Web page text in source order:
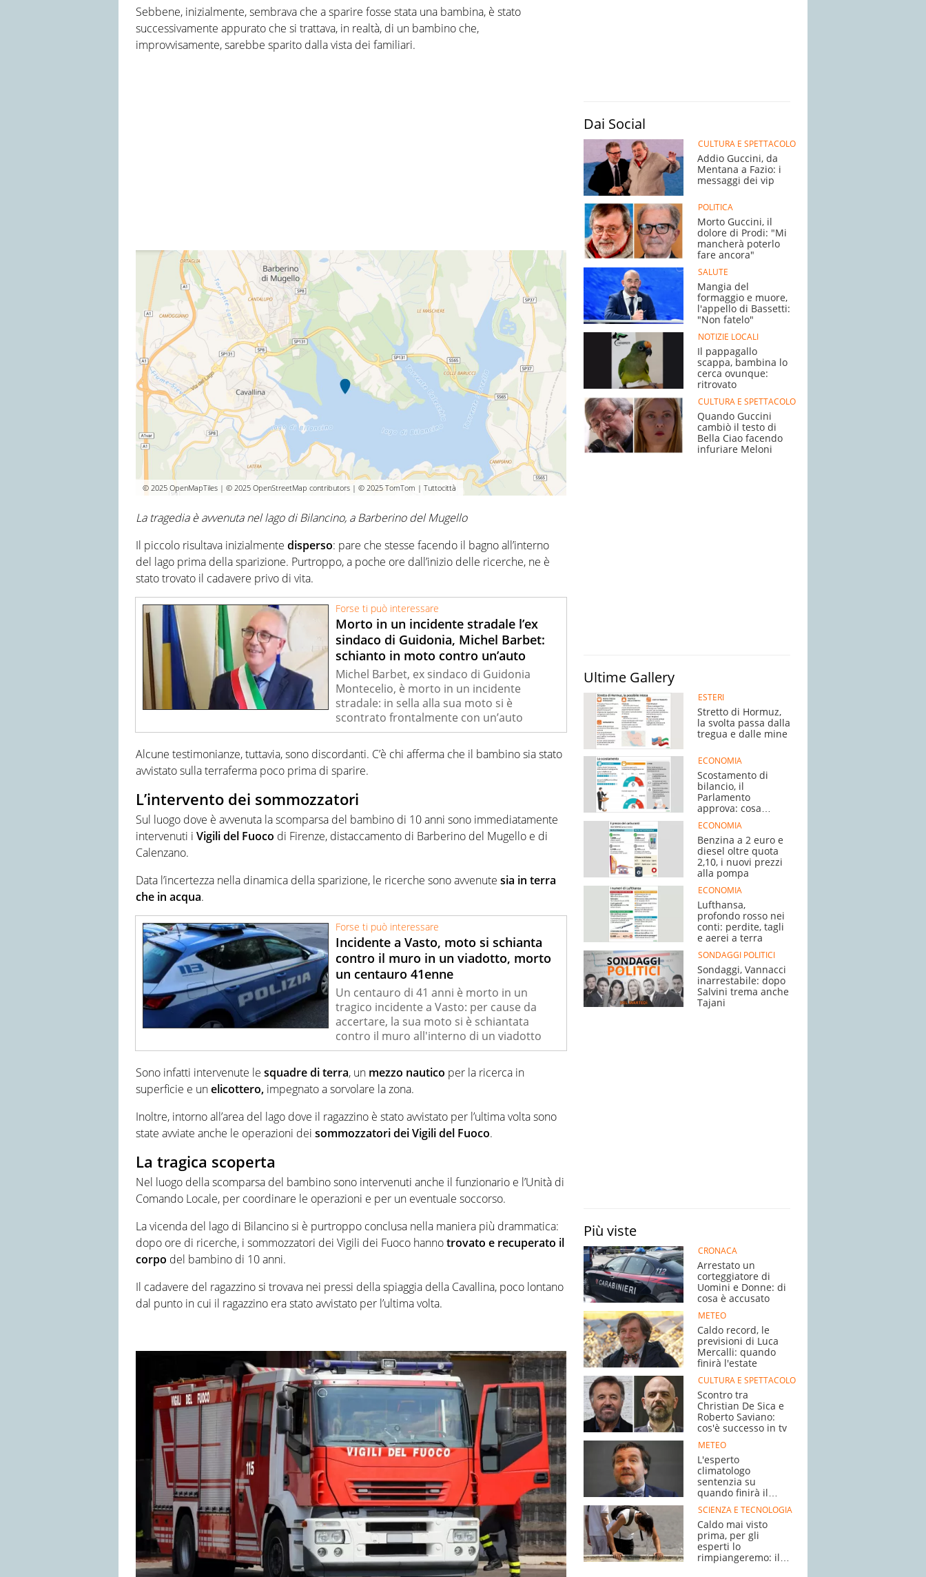
Sebbene, inizialmente, sembrava che a sparire fosse stata una bambina, è stato
successivamente appurato che si trattava, in realtà, di un bambino che,
improvvisamente, sarebbe sparito dalla vista dei familiari.
© 2025 OpenMapTiles | © 2025 OpenStreetMap contributors | © 2025 TomTom | Tuttocittà
La tragedia è avvenuta nel lago di Bilancino, a Barberino del Mugello
Il piccolo risultava inizialmente disperso: pare che stesse facendo il bagno all’interno
del lago prima della sparizione. Purtroppo, a poche ore dall’inizio delle ricerche, ne è
stato trovato il cadavere privo di vita.
Forse ti può interessare
Morto in un incidente stradale l’ex
sindaco di Guidonia, Michel Barbet:
schianto in moto contro un’auto
Michel Barbet, ex sindaco di Guidonia
Montecelio, è morto in un incidente
stradale: in sella alla sua moto si è
scontrato frontalmente con un’auto
Alcune testimonianze, tuttavia, sono discordanti. C’è chi afferma che il bambino sia stato
avvistato sulla terraferma poco prima di sparire.
L’intervento dei sommozzatori
Sul luogo dove è avvenuta la scomparsa del bambino di 10 anni sono immediatamente
intervenuti i Vigili del Fuoco di Firenze, distaccamento di Barberino del Mugello e di
Calenzano.
Data l’incertezza nella dinamica della sparizione, le ricerche sono avvenute sia in terra
che in acqua.
Forse ti può interessare
Incidente a Vasto, moto si schianta
contro il muro in un viadotto, morto
un centauro 41enne
Un centauro di 41 anni è morto in un
tragico incidente a Vasto: per cause da
accertare, la sua moto si è schiantata
contro il muro all'interno di un viadotto
Sono infatti intervenute le squadre di terra, un mezzo nautico per la ricerca in
superficie e unelicottero, impegnato a sorvolare la zona.
Inoltre, intorno all’area del lago dove il ragazzino è stato avvistato per l’ultima volta sono
state avviate anche le operazioni dei sommozzatori dei Vigili del Fuoco.
La tragica scoperta
Nel luogo della scomparsa del bambino sono intervenuti anche il funzionario e l’Unità di
Comando Locale, per coordinare le operazioni e per un eventuale soccorso.
La vicenda del lago di Bilancino si è purtroppo conclusa nella maniera più drammatica:
dopo ore di ricerche, i sommozzatori dei Vigili dei Fuoco hannotrovato e recuperato il
corpo del bambino di 10 anni.
Il cadavere del ragazzino si trovava nei pressi della spiaggia della Cavallina, poco lontano
dal punto in cui il ragazzino era stato avvistato per l’ultima volta.
Dai Social
CULTURA E SPETTACOLO
Addio Guccini, da
Mentana a Fazio: i
messaggi dei vip
POLITICA
Morto Guccini, il
dolore di Prodi: "Mi
mancherà poterlo
fare ancora"
SALUTE
Mangia del
formaggio e muore,
l'appello di Bassetti:
"Non fatelo"
NOTIZIE LOCALI
Il pappagallo
scappa, bambina lo
cerca ovunque:
ritrovato
CULTURA E SPETTACOLO
Quando Guccini
cambiò il testo di
Bella Ciao facendo
infuriare Meloni
Ultime Gallery
ESTERI
Stretto di Hormuz,
la svolta passa dalla
tregua e dalle mine
ECONOMIA
Scostamento di
bilancio, il
Parlamento
approva: cosa
succede adesso
ECONOMIA
Benzina a 2 euro e
diesel oltre quota
2,10, i nuovi prezzi
alla pompa
ECONOMIA
Lufthansa,
profondo rosso nei
conti: perdite, tagli
e aerei a terra
SONDAGGI POLITICI
Sondaggi, Vannacci
inarrestabile: dopo
Salvini trema anche
Tajani
Più viste
CRONACA
Arrestato un
corteggiatore di
Uomini e Donne: di
cosa è accusato
METEO
Caldo record, le
previsioni di Luca
Mercalli: quando
finirà l'estate
CULTURA E SPETTACOLO
Scontro tra
Christian De Sica e
Roberto Saviano:
cos'è successo in tv
METEO
L'esperto
climatologo
sentenzia su
quando finirà il
caldo
SCIENZA E TECNOLOGIA
Caldo mai visto
prima, per gli
esperti lo
rimpiangeremo: il